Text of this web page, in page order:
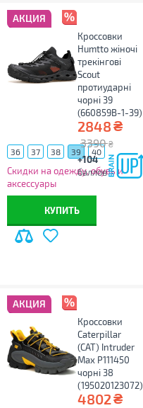
АКЦИЯ
Кроссовки
Humtto жіночі
трекінгові
Scout
протиударні
чорні 39
(660859B-1-39)
2848₴
3390 ₴
+104
баллов
36 37 38 39 40
Скидки на одежду, обувь и
аксессуары
КУПИТЬ
АКЦИЯ
Кроссовки
Caterpillar
(CAT) Intruder
Max P111450
чорні 38
(195020123072)
4802₴